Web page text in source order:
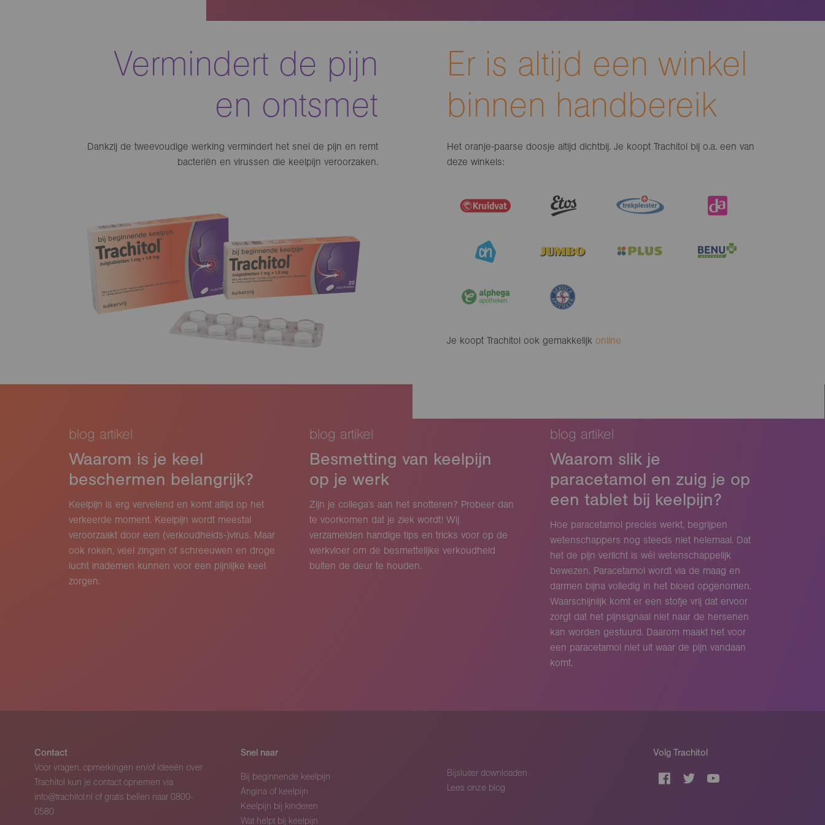
Vermindert de pijn
en ontsmet
Dankzij de tweevoudige werking vermindert het snel de pijn en remt
bacteriën en virussen die keelpijn veroorzaken.
Er is altijd een winkel
binnen handbereik
Het oranje-paarse doosje altijd dichtbij. Je koopt Trachitol bij o.a. een van
deze winkels:
Je koopt Trachitol ook gemakkelijk online
blog artikel
Waarom is je keel
beschermen belangrijk?
Keelpijn is erg vervelend en komt altijd op het
verkeerde moment. Keelpijn wordt meestal
veroorzaakt door een (verkoudheids-)virus. Maar
ook roken, veel zingen of schreeuwen en droge
lucht inademen kunnen voor een pijnlijke keel
zorgen.
blog artikel
Besmetting van keelpijn
op je werk
Zijn je collega’s aan het snotteren? Probeer dan
te voorkomen dat je ziek wordt! Wij
verzamelden handige tips en tricks voor op de
werkvloer om de besmettelijke verkoudheid
buiten de deur te houden.
blog artikel
Waarom slik je
paracetamol en zuig je op
een tablet bij keelpijn?
Hoe paracetamol precies werkt, begrijpen
wetenschappers nog steeds niet helemaal. Dat
het de pijn verlicht is wél wetenschappelijk
bewezen. Paracetamol wordt via de maag en
darmen bijna volledig in het bloed opgenomen.
Waarschijnlijk komt er een stofje vrij dat ervoor
zorgt dat het pijnsignaal niet naar de hersenen
kan worden gestuurd. Daarom maakt het voor
een paracetamol niet uit waar de pijn vandaan
komt.
Contact
Voor vragen, opmerkingen en/of ideeën over
Trachitol kun je contact opnemen via
info@trachitol.nl of gratis bellen naar 0800-
0580
Snel naar
Bij beginnende keelpijn
Angina of keelpijn
Keelpijn bij kinderen
Wat helpt bij keelpijn
Bijsluiter downloaden
Lees onze blog
Volg Trachitol